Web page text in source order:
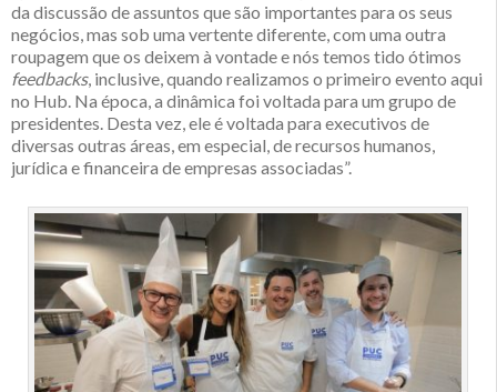
da discussão de assuntos que são importantes para os seus
negócios, mas sob uma vertente diferente, com uma outra
roupagem que os deixem à vontade e nós temos tido ótimos
feedbacks, inclusive, quando realizamos o primeiro evento aqui
no Hub. Na época, a dinâmica foi voltada para um grupo de
presidentes. Desta vez, ele é voltada para executivos de
diversas outras áreas, em especial, de recursos humanos,
jurídica e financeira de empresas associadas”.